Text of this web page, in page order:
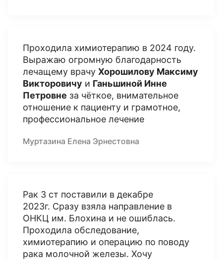
Проходила химиотерапию в 2024 году.
Выражаю огромную благодарность
лечащему врачу Хорошилову Максиму
Викторовичу и Ганьшиной Инне
Петровне за чёткое, внимательное
отношение к пациенту и грамотное,
профессиональное лечение
Муртазина Елена Эрнестовна
Рак 3 ст поставили в декабре
2023г. Сразу взяла направление в
ОНКЦ им. Блохина и не ошиблась.
Проходила обследование,
химиотерапию и операцию по поводу
рака молочной железы. Хочу